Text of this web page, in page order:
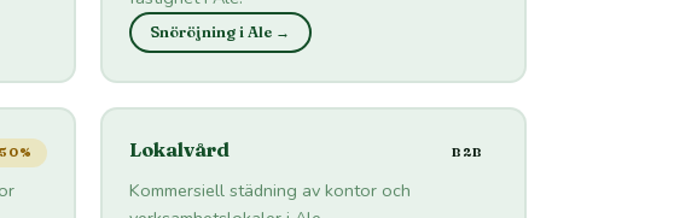
Snöröjning i Ale →
Lokalvård B2B
Kommersiell städning av kontor och